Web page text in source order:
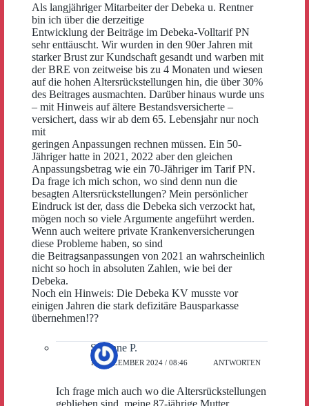
Als langjähriger Mitarbeiter der Debeka u. Rentner
bin ich über die derzeitige
Entwicklung der Beiträge im Debeka-Volltarif PN
sehr enttäuscht. Wir wurden in den 90er Jahren mit
starker Brust zur Kundschaft gesandt und warben mit
der BRE von zeitweise bis zu 4 Monaten und wiesen
auf die hohen Altersrückstellungen hin, die über 30%
des Beitrages ausmachten. Darüber hinaus wurde uns
– mit Hinweis auf ältere Bestandsversicherte –
versichert, dass wir ab dem 65. Lebensjahr nur noch
mit
geringen Anpassungen rechnen müssen. Ein 50-
Jähriger hatte in 2021, 2022 aber den gleichen
Anpassungsbetrag wie ein 70-Jähriger im Tarif PN.
Da frage ich mich schon, wo sind denn nun die
besagten Altersrückstellungen? Mein persönlicher
Eindruck ist der, dass die Debeka sich verzockt hat,
mögen noch so viele Argumente angeführt werden.
Wenn auch weitere private Krankenversicherungen
diese Probleme haben, so sind
die Beitragsanpassungen von 2021 an wahrscheinlich
nicht so hoch in absoluten Zahlen, wie bei der
Debeka.
Noch ein Hinweis: Die Debeka KV musste vor
einigen Jahren die stark defizitäre Bausparkasse
übernehmen!??
Susanne P.
17. DEZEMBER 2024 / 08:46 ANTWORTEN
Ich frage mich auch wo die Altersrückstellungen
geblieben sind, meine 87-jährige Mutter